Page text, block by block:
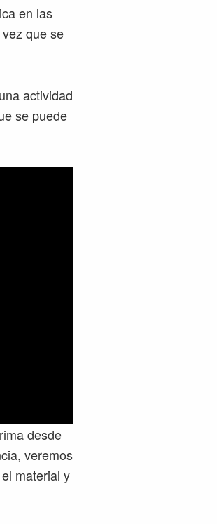
en las
que se
actividad
se puede
desde
veremos
material y